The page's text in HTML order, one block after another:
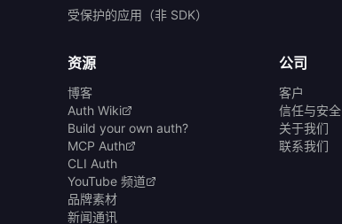
受保护的应用（非 SDK）
资源
博客
Auth Wiki
Build your own auth?
MCP Auth
CLI Auth
YouTube 频道
品牌素材
新闻通讯
公司
客户
信任与安全
关于我们
联系我们